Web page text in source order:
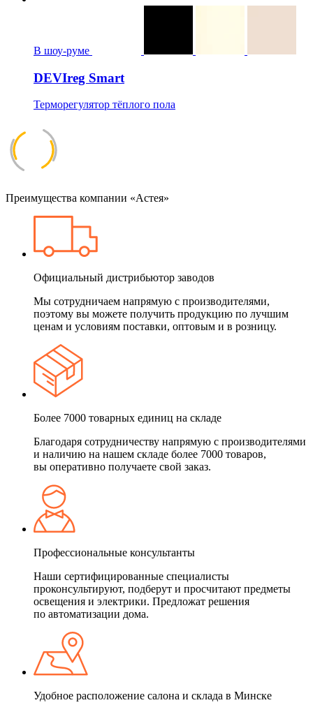
В шоу-руме
DEVIreg Smart
Терморегулятор тёплого пола
Преимущества компании «Астея»
Официальный дистрибьютор заводов
Мы сотрудничаем напрямую с производителями,
поэтому вы можете получить продукцию по лучшим
ценам и условиям поставки, оптовым и в розницу.
Более 7000 товарных единиц на складе
Благодаря сотрудничеству напрямую с производителями
и наличию на нашем складе более 7000 товаров,
вы оперативно получаете свой заказ.
Профессиональные консультанты
Наши сертифицированные специалисты
проконсультируют, подберут и просчитают предметы
освещения и электрики. Предложат решения
по автоматизации дома.
Удобное расположение салона и склада в Минске